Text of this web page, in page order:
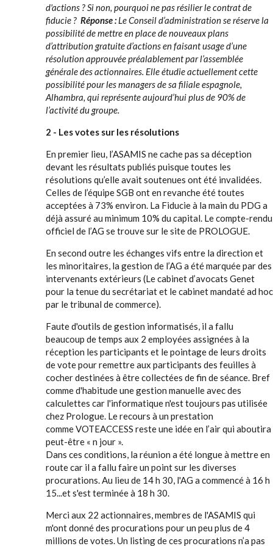
d'actions ? Si non, pourquoi ne pas résilier le contrat de
fiducie ? Réponse :Le Conseil d’administration se réserve la
possibilité de mettre en place de nouveaux plans
d’attribution gratuite d’actions en faisant usage d’une
résolution approuvée préalablement par l’assemblée
générale des actionnaires. Elle étudie actuellement cette
possibilité pour les managers de sa filiale espagnole,
Alhambra, qui représente aujourd’hui plus de 90% de
l’activité du groupe.
2 - Les votes sur les résolutions
En premier lieu, l’ASAMIS ne cache pas sa déception
devant les résultats publiés puisque toutes les
résolutions qu’elle avait soutenues ont été invalidées.
Celles de l’équipe SGB ont en revanche été toutes
acceptées à 73% environ. La Fiducie à la main du PDG a
déjà assuré au minimum 10% du capital. Le compte-rendu
officiel de l’AG se trouve sur le site de PROLOGUE.
En second outre les échanges vifs entre la direction et
les minoritaires, la gestion de l’AG a été marquée par des
intervenants extérieurs (Le cabinet d’avocats Genet
pour la tenue du secrétariat et le cabinet mandaté ad hoc
par le tribunal de commerce).
Faute d'outils de gestion informatisés, il a fallu
beaucoup de temps aux 2 employées assignées à la
réception les participants et le pointage de leurs droits
de vote pour remettre aux participants des feuilles à
cocher destinées à être collectées de fin de séance. Bref
comme d'habitude une gestion manuelle avec des
calculettes car l'informatique n'est toujours pas utilisée
chez Prologue. Le recours à un prestation
comme VOTEACCESS reste une idée en l’air qui aboutira
peut-être « n jour ».
Dans ces conditions, la réunion a été longue à mettre en
route car il a fallu faire un point sur les diverses
procurations. Au lieu de 14 h 30, l'AG a commencé à 16 h
15...et s'est terminée à 18 h 30.
Merci aux 22 actionnaires, membres de l'ASAMIS qui
m'ont donné des procurations pour un peu plus de 4
millions de votes. Un listing de ces procurations n’a pas